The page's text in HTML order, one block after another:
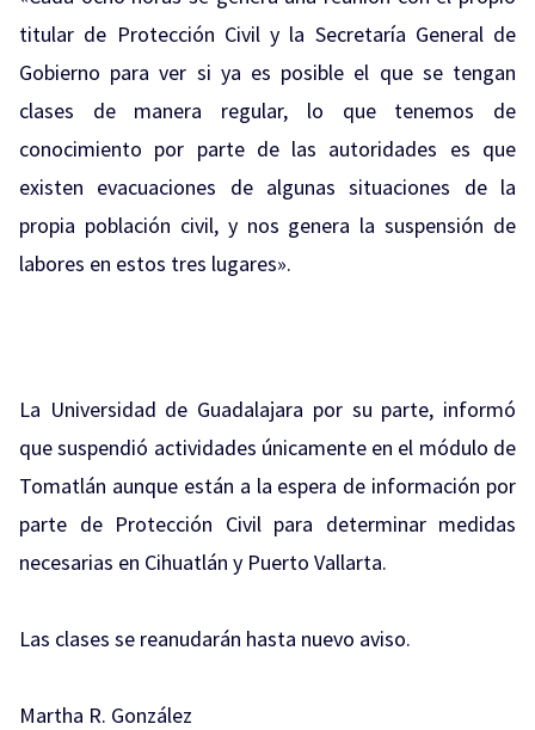
titular de Protección Civil y la Secretaría General de
Gobierno para ver si ya es posible el que se tengan
clases de manera regular, lo que tenemos de
conocimiento por parte de las autoridades es que
existen evacuaciones de algunas situaciones de la
propia población civil, y nos genera la suspensión de
labores en estos tres lugares».
La Universidad de Guadalajara por su parte, informó
que suspendió actividades únicamente en el módulo de
Tomatlán aunque están a la espera de información por
parte de Protección Civil para determinar medidas
necesarias en Cihuatlán y Puerto Vallarta.
Las clases se reanudarán hasta nuevo aviso.
Martha R. González